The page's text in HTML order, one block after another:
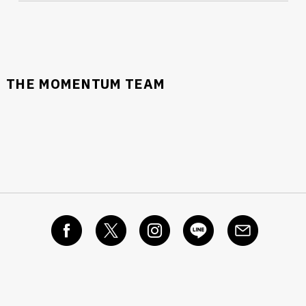
THE MOMENTUM TEAM